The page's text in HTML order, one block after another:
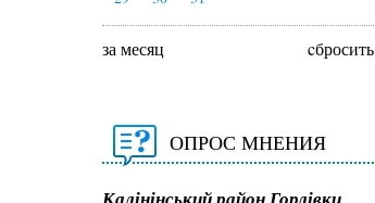
за месяц cбросить
ОПРОС МНЕНИЯ